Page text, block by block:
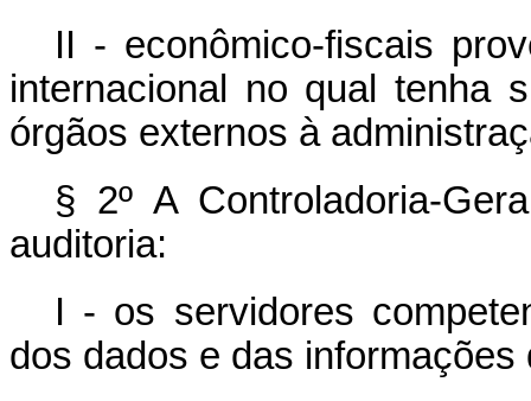
II - econômico-fiscais
internacional no qual tenha
órgãos externos à
§ 2º A Controladoria-
auditoria:
I - os servidores
dos dados e das